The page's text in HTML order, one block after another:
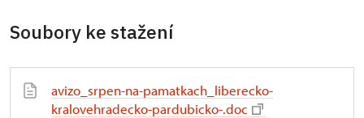
Soubory ke stažení
avizo_srpen-na-pamatkach_liberecko-
kralovehradecko-pardubicko-.doc